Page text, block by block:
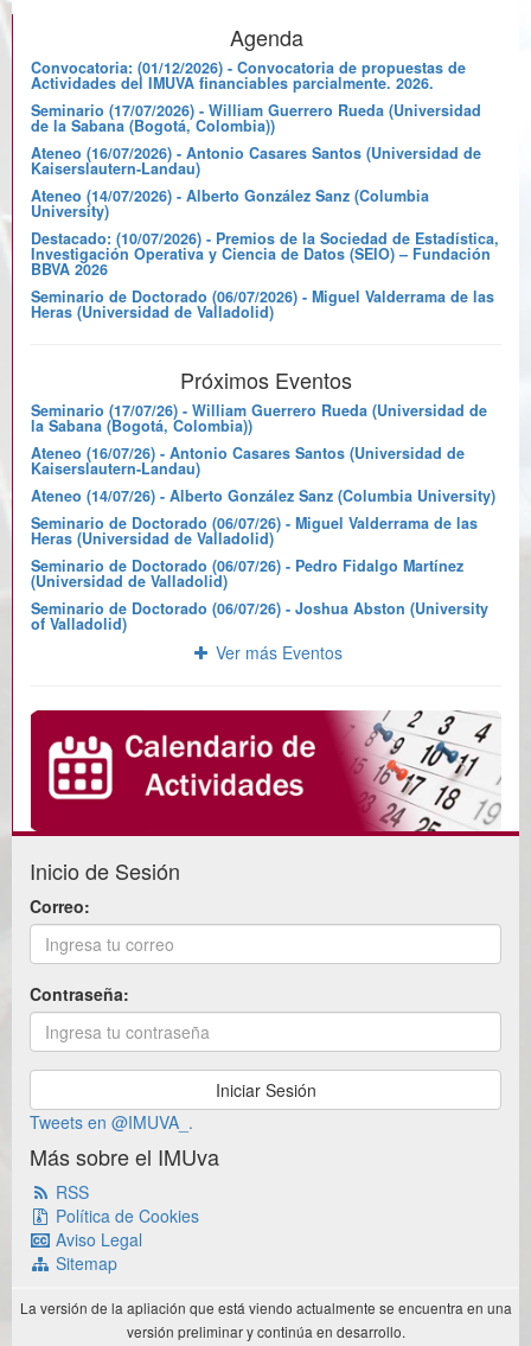
Agenda
Convocatoria: (01/12/2026) - Convocatoria de propuestas de
Actividades del IMUVA financiables parcialmente. 2026.
Seminario (17/07/2026) - William Guerrero Rueda (Universidad
de la Sabana (Bogotá, Colombia))
Ateneo (16/07/2026) - Antonio Casares Santos (Universidad de
Kaiserslautern-Landau)
Ateneo (14/07/2026) - Alberto González Sanz (Columbia
University)
Destacado: (10/07/2026) - Premios de la Sociedad de Estadística,
Investigación Operativa y Ciencia de Datos (SEIO) – Fundación
BBVA 2026
Seminario de Doctorado (06/07/2026) - Miguel Valderrama de las
Heras (Universidad de Valladolid)
Próximos Eventos
Seminario (17/07/26) - William Guerrero Rueda (Universidad de
la Sabana (Bogotá, Colombia))
Ateneo (16/07/26) - Antonio Casares Santos (Universidad de
Kaiserslautern-Landau)
Ateneo (14/07/26) - Alberto González Sanz (Columbia University)
Seminario de Doctorado (06/07/26) - Miguel Valderrama de las
Heras (Universidad de Valladolid)
Seminario de Doctorado (06/07/26) - Pedro Fidalgo Martínez
(Universidad de Valladolid)
Seminario de Doctorado (06/07/26) - Joshua Abston (University
of Valladolid)
Ver más Eventos
Inicio de Sesión
Correo:
Contraseña:
Tweets en @IMUVA_.
Más sobre el IMUva
RSS
Política de Cookies
Aviso Legal
Sitemap
La versión de la apliación que está viendo actualmente se encuentra en una
versión preliminar y continúa en desarrollo.